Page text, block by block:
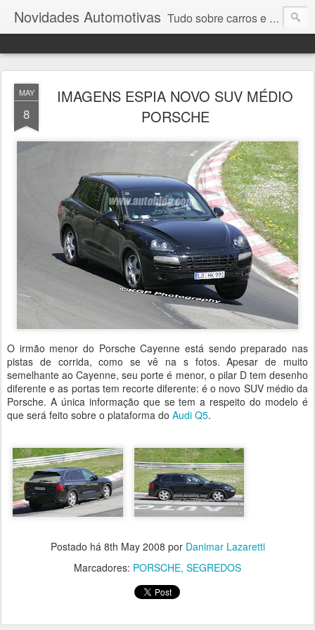
Novidades Automotivas Tudo sobre carros e motores
MAY
8
IMAGENS ESPIA NOVO SUV MÉDIO
PORSCHE
O irmão menor do Porsche Cayenne está sendo preparado nas
pistas de corrida, como se vê na s fotos. Apesar de muito
semelhante ao Cayenne, seu porte é menor, o pilar D tem desenho
diferente e as portas tem recorte diferente: é o novo SUV médio da
Porsche. A única informação que se tem a respeito do modelo é
que será feito sobre o plataforma do Audi Q5.
Postado há 8th May 2008 por Danimar Lazaretti
Marcadores: PORSCHE SEGREDOS